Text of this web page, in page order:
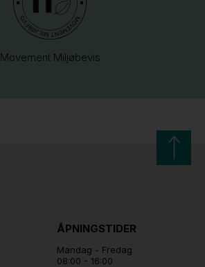
Movement Miljøbevis
ÅPNINGSTIDER
Mandag - Fredag
08:00 - 16:00